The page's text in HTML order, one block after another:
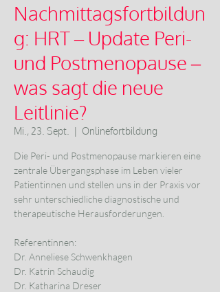
Nachmittagsfortbildun
g: HRT – Update Peri-
und Postmenopause –
was sagt die neue
Leitlinie?
Mi., 23. Sept.
  |
Onlinefortbildung
Die Peri- und Postmenopause markieren eine
zentrale Übergangsphase im Leben vieler
Patientinnen und stellen uns in der Praxis vor
sehr unterschiedliche diagnostische und
therapeutische Herausforderungen.
Referentinnen:
Dr. Anneliese Schwenkhagen
Dr. Katrin Schaudig
Dr. Katharina Dreser